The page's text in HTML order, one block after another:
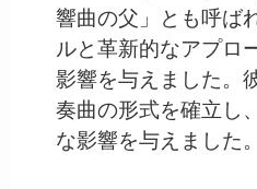
響曲の父」とも呼ば
ルと革新的なアプロ
影響を与えました。
奏曲の形式を確立し
な影響を与えました。